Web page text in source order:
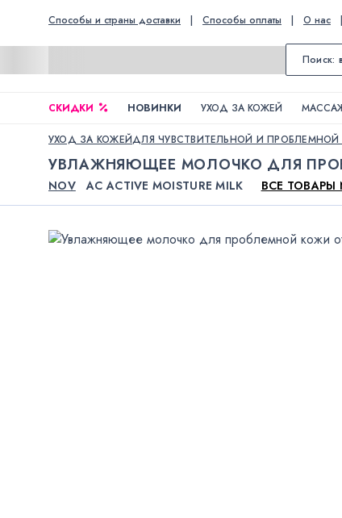
Способы и страны доставки | Способы оплаты | О нас |
СКИДКИ НОВИНКИ УХОД ЗА КОЖЕЙ
УХОД ЗА КОЖЕЙДЛЯ ЧУВСТВИТЕЛЬНОЙ И
УВЛАЖНЯЮЩЕЕ МОЛОЧКО ДЛЯ
NOV AC ACTIVE MOISTURE MILK ВСЕ ТОВАРЫ